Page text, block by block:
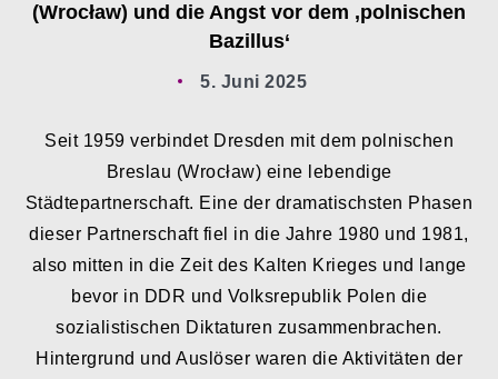
(Wrocław) und die Angst vor dem ‚polnischen
Bazillus‘
5. Juni 2025
Seit 1959 verbindet Dresden mit dem polnischen
Breslau (Wrocław) eine lebendige
Städtepartnerschaft. Eine der dramatischsten Phasen
dieser Partnerschaft fiel in die Jahre 1980 und 1981,
also mitten in die Zeit des Kalten Krieges und lange
bevor in DDR und Volksrepublik Polen die
sozialistischen Diktaturen zusammenbrachen.
Hintergrund und Auslöser waren die Aktivitäten der